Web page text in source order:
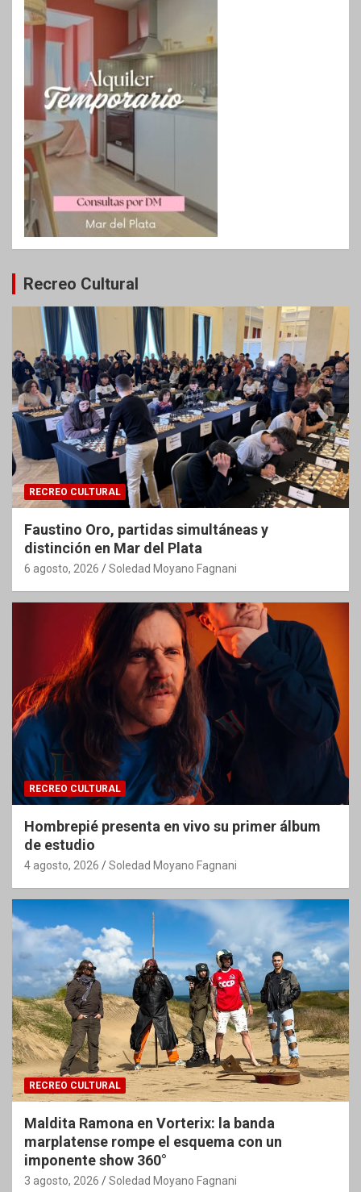
Recreo Cultural
RECREO CULTURAL
Faustino Oro, partidas simultáneas y
distinción en Mar del Plata
6 agosto, 2026 Soledad Moyano Fagnani
RECREO CULTURAL
Hombrepié presenta en vivo su primer álbum
de estudio
4 agosto, 2026 Soledad Moyano Fagnani
RECREO CULTURAL
Maldita Ramona en Vorterix: la banda
marplatense rompe el esquema con un
imponente show 360°
3 agosto, 2026 Soledad Moyano Fagnani